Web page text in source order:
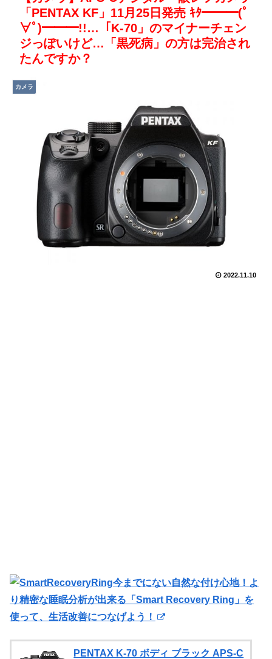
「PENTAX KF」11月25日発売 ｷﾀ━━━(ﾟ
∀ﾟ)━━━!!…「K-70」のマイナーチェン
ジっぽいけど…「黒死病」の方は完治され
たんですか？
カメラ
2022.11.10
今までにない自然な付け心地！よ
り精密な睡眠分析が出来る「Smart Recovery Ring」を
使って、生活改善につなげよう！
PENTAX K-70 ボディ ブラック APS-C